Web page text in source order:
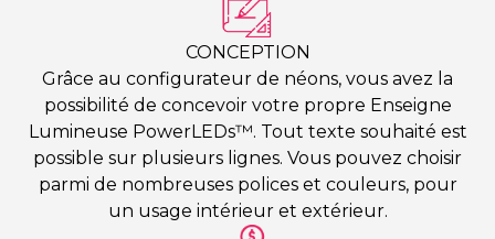
CONCEPTION
Grâce au configurateur de néons, vous avez la
possibilité de concevoir votre propre Enseigne
Lumineuse PowerLEDs™. Tout texte souhaité est
possible sur plusieurs lignes. Vous pouvez choisir
parmi de nombreuses polices et couleurs, pour
un usage intérieur et extérieur.